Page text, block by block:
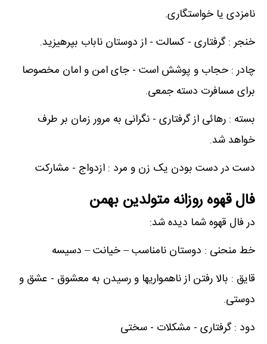
نامزدی یا خواستگاری.
خنجر : گرفتاری - کسالت - از دوستان ناباب بپرهیزید.
چادر : حجاب و پوشش است - جای امن و امان مخصوصا
برای مسافرت دسته جمعی.
بسته : رهائی از گرفتاری - نگرانی به مرور زمان بر طرف
خواهد شد.
دست در دست بودن یک زن و مرد : ازدواج - مشارکت
فال قهوه روزانه متولدین بهمن
در فال قهوه شما دیده شد:
خط منحنی : دوستان نامناسب – خیانت – دسیسه
قایق : بالا رفتن از ناهمواریها و رسیدن به معشوق - عشق و
دوستی.
دود : گرفتاری - مشکلات - سختی